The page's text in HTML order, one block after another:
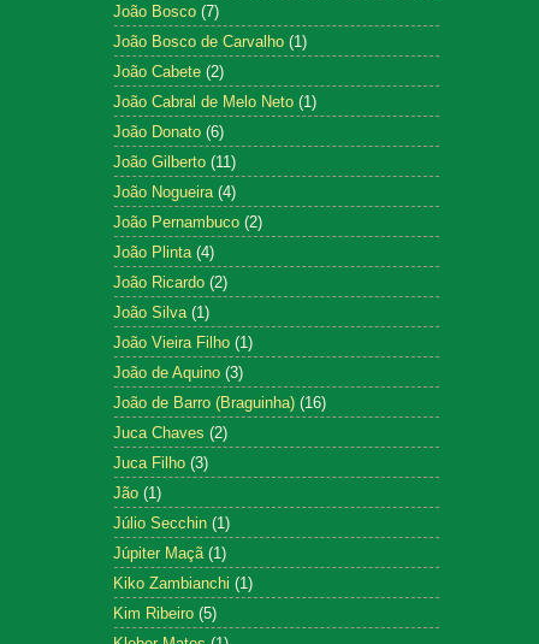
João Bosco (7)
João Bosco de Carvalho (1)
João Cabete (2)
João Cabral de Melo Neto (1)
João Donato (6)
João Gilberto (11)
João Nogueira (4)
João Pernambuco (2)
João Plinta (4)
João Ricardo (2)
João Silva (1)
João Vieira Filho (1)
João de Aquino (3)
João de Barro (Braguinha) (16)
Juca Chaves (2)
Juca Filho (3)
Jão (1)
Júlio Secchin (1)
Júpiter Maçã (1)
Kiko Zambianchi (1)
Kim Ribeiro (5)